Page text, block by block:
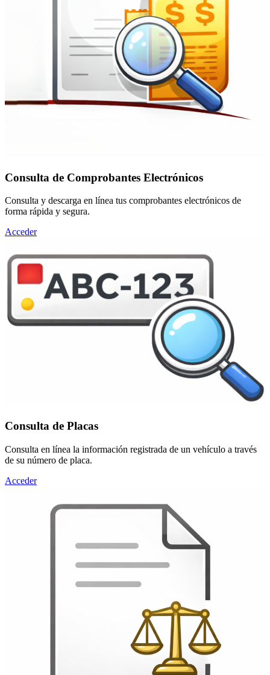
Consulta de Comprobantes Electrónicos
Consulta y descarga en línea tus comprobantes electrónicos de
forma rápida y segura.
Acceder
Consulta de Placas
Consulta en línea la información registrada de un vehículo a través
de su número de placa.
Acceder